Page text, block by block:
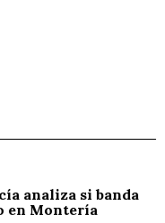
analiza si banda
en Montería